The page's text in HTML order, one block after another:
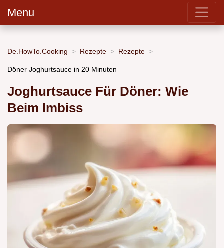
Menu
De.HowTo.Cooking Rezepte Rezepte
Döner Joghurtsauce in 20 Minuten
Joghurtsauce Für Döner: Wie
Beim Imbiss